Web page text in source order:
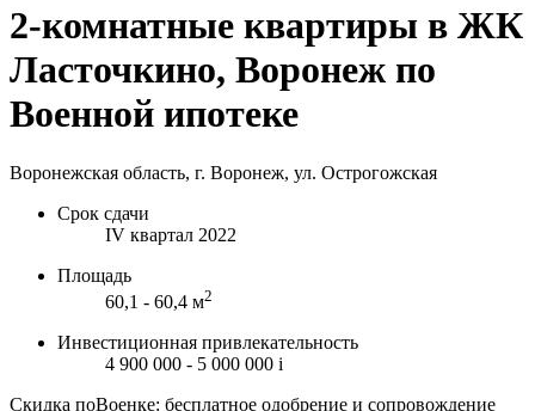
2-комнатные квартиры в ЖК
Ласточкино, Воронеж по
Военной ипотеке
Воронежская область, г. Воронеж, ул. Острогожская
Срок сдачи
IV квартал 2022
Площадь
60,1 - 60,4 м2
Инвестиционная привлекательность
4 900 000 - 5 000 000 i
Скидка поВоенке: бесплатное одобрение и сопровождение